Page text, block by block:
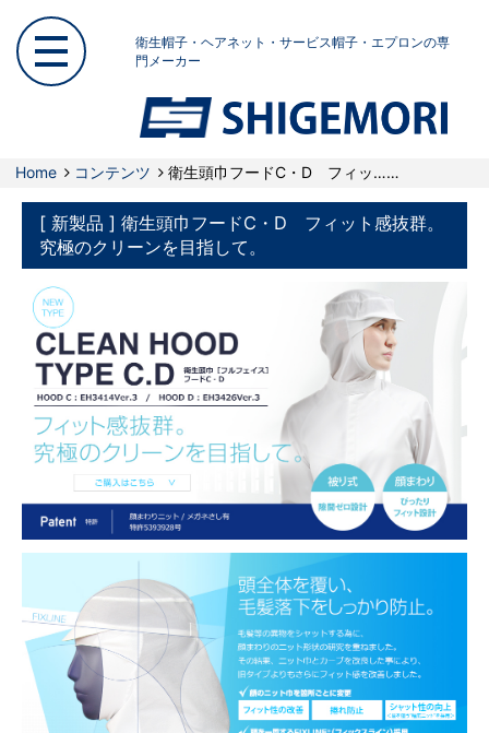
衛生帽子・ヘアネット・サービス帽子・エプロンの専
門メーカー
Home コンテンツ 衛生頭巾フードC・D フィッ……
[ 新製品 ] 衛生頭巾フードC・D フィット感抜群。
究極のクリーンを目指して。